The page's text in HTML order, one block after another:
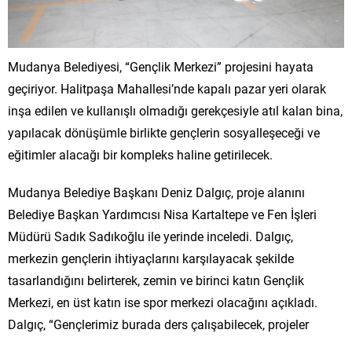
Mudanya Belediyesi, “Gençlik Merkezi” projesini hayata
geçiriyor. Halitpaşa Mahallesi’nde kapalı pazar yeri olarak
inşa edilen ve kullanışlı olmadığı gerekçesiyle atıl kalan bina,
yapılacak dönüşümle birlikte gençlerin sosyalleşeceği ve
eğitimler alacağı bir kompleks haline getirilecek.
Mudanya Belediye Başkanı Deniz Dalgıç, proje alanını
Belediye Başkan Yardımcısı Nisa Kartaltepe ve Fen İşleri
Müdürü Sadık Sadıkoğlu ile yerinde inceledi. Dalgıç,
merkezin gençlerin ihtiyaçlarını karşılayacak şekilde
tasarlandığını belirterek, zemin ve birinci katın Gençlik
Merkezi, en üst katın ise spor merkezi olacağını açıkladı.
Dalgıç, “Gençlerimiz burada ders çalışabilecek, projeler